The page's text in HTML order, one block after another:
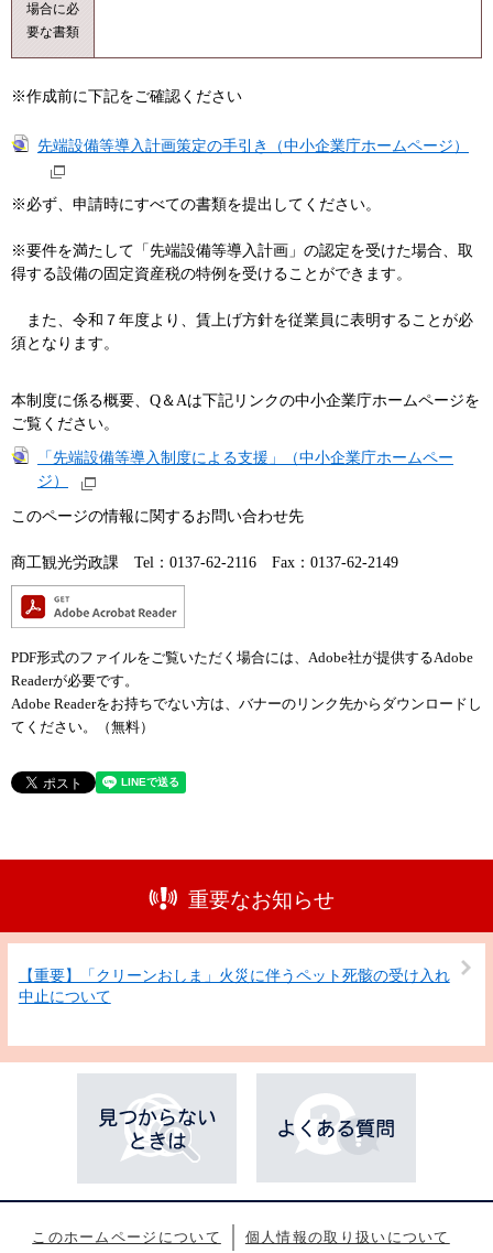
場合に必
要な書類
※作成前に下記をご確認ください
先端設備等導入計画策定の手引き（中小企業庁ホームページ）
※必ず、申請時にすべての書類を提出してください。
※要件を満たして「先端設備等導入計画」の認定を受けた場合、取
得する設備の固定資産税の特例を受けることができます。
また、令和７年度より、賃上げ方針を従業員に表明することが必
須となります。
本制度に係る概要、Q＆Aは下記リンクの中小企業庁ホームページを
ご覧ください。
「先端設備等導入制度による支援」（中小企業庁ホームペー
ジ）
このページの情報に関するお問い合わせ先
商工観光労政課 Tel：0137-62-2116 Fax：0137-62-2149
PDF形式のファイルをご覧いただく場合には、Adobe社が提供するAdobe
Readerが必要です。
Adobe Readerをお持ちでない方は、バナーのリンク先からダウンロードし
てください。（無料）
重要なお知らせ
【重要】「クリーンおしま」火災に伴うペット死骸の受け入れ
中止について
このホームページについて 個人情報の取り扱いについて